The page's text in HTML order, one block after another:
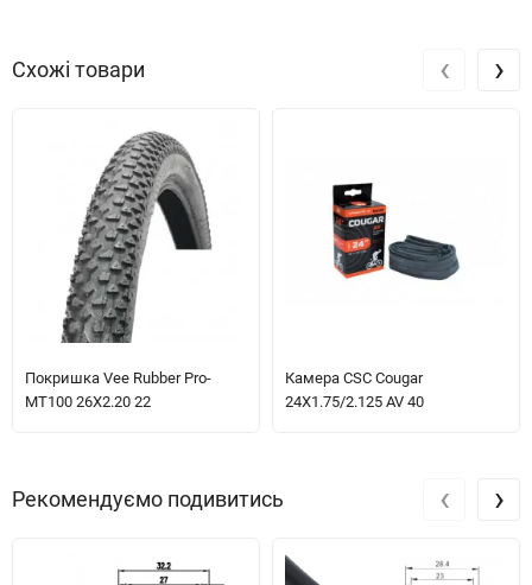
Схожі товари
Покришка Vee Rubber Pro-
MT100 26X2.20 22
Камера CSC Cougar
24X1.75/2.125 AV 40
‹ ›
Рекомендуємо подивитись ‹ ›